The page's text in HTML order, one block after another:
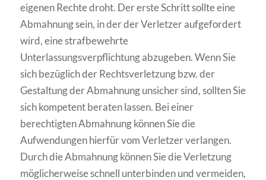
eigenen Rechte droht. Der erste Schritt sollte eine
Abmahnung sein, in der der Verletzer aufgefordert
wird, eine strafbewehrte
Unterlassungsverpflichtung abzugeben. Wenn Sie
sich bezüglich der Rechtsverletzung bzw. der
Gestaltung der Abmahnung unsicher sind, sollten Sie
sich kompetent beraten lassen. Bei einer
berechtigten Abmahnung können Sie die
Aufwendungen hierfür vom Verletzer verlangen.
Durch die Abmahnung können Sie die Verletzung
möglicherweise schnell unterbinden und vermeiden,